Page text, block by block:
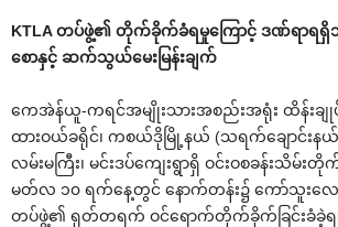
KTLA တပ်ဖွဲ့၏ တိုက်ခိုက်ခံရမှုကြောင့် ဒဏ်ရာရ
စောနှင့် ဆက်သွယ်မေးမြန်းချက်
ကေအဲန်ယူ-ကရင်အမျိုးသားအစည်းအရုံး ထိန်းချုပ်
ထားဝယ်ခရိုင်၊ ကစယ်ဒိုမြို့နယ် (သရက်ချောင်းနယ်
လမ်းမကြီး၊ မင်းဒပ်ကျေးရွာရှိ ဝင်းဝစခန်းသိမ်းတို
မတ်လ ၁၀ ရက်နေ့တွင် နောက်တန်း၌ ကော်သူးလေ
တပ်ဖွဲ့၏ ရုတ်တရက် ဝင်ရောက်တိုက်ခိုက်ခြင်းခံခဲ့